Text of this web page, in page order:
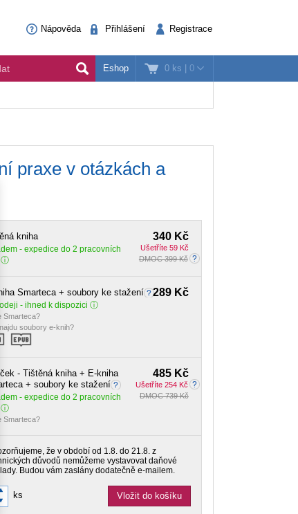
Nápověda Přihlášení Registrace
0 ks | 0
Eshop
praxe v otázkách a
340 Kč
Ušetříte 59 Kč
DMOC 399 Kč
kniha
- expedice do 2 pracovních
289 Kč
Smarteca + soubory ke stažení
- ihned k dispozici
Smarteca?
najdu soubory e-knih?
485 Kč
Ušetříte 254 Kč
DMOC 739 Kč
- Tištěná kniha + E-kniha
+ soubory ke stažení
- expedice do 2 pracovních
Smarteca?
že v období od 1.8. do 21.8. z
důvodů nemůžeme vystavovat daňové
Budou vám zaslány dodatečně e-mailem.
ks Vložit do košíku